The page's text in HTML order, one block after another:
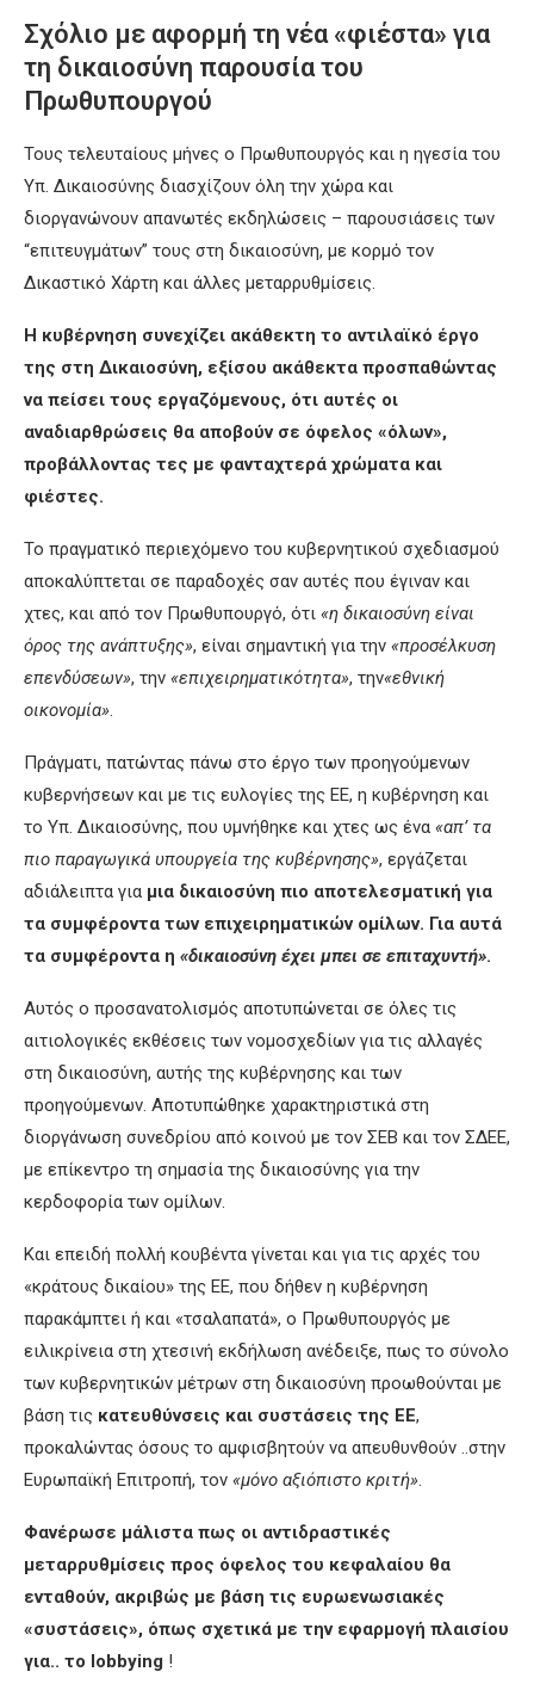
Σχόλιο με αφορμή τη νέα «φιέστα» για
τη δικαιοσύνη παρουσία του
Πρωθυπουργού
Τους τελευταίους μήνες ο Πρωθυπουργός και η ηγεσία του
Υπ. Δικαιοσύνης διασχίζουν όλη την χώρα και
διοργανώνουν απανωτές εκδηλώσεις – παρουσιάσεις των
“επιτευγμάτων” τους στη δικαιοσύνη, με κορμό τον
Δικαστικό Χάρτη και άλλες μεταρρυθμίσεις.
Η κυβέρνηση συνεχίζει ακάθεκτη το αντιλαϊκό έργο
της στη Δικαιοσύνη, εξίσου ακάθεκτα προσπαθώντας
να πείσει τους εργαζόμενους, ότι αυτές οι
αναδιαρθρώσεις θα αποβούν σε όφελος «όλων»,
προβάλλοντας τες με φανταχτερά χρώματα και
φιέστες.
Το πραγματικό περιεχόμενο του κυβερνητικού σχεδιασμού
αποκαλύπτεται σε παραδοχές σαν αυτές που έγιναν και
χτες, και από τον Πρωθυπουργό, ότι «η δικαιοσύνη είναι
όρος της ανάπτυξης», είναι σημαντική για την «προσέλκυση
επενδύσεων», την «επιχειρηματικότητα», την«εθνική
οικονομία».
Πράγματι, πατώντας πάνω στο έργο των προηγούμενων
κυβερνήσεων και με τις ευλογίες της ΕΕ, η κυβέρνηση και
το Υπ. Δικαιοσύνης, που υμνήθηκε και χτες ως ένα «απ’ τα
πιο παραγωγικά υπουργεία της κυβέρνησης», εργάζεται
αδιάλειπτα για μια δικαιοσύνη πιο αποτελεσματική για
τα συμφέροντα των επιχειρηματικών ομίλων. Για αυτά
τα συμφέροντα η «δικαιοσύνη έχει μπει σε επιταχυντή».
Αυτός ο προσανατολισμός αποτυπώνεται σε όλες τις
αιτιολογικές εκθέσεις των νομοσχεδίων για τις αλλαγές
στη δικαιοσύνη, αυτής της κυβέρνησης και των
προηγούμενων. Αποτυπώθηκε χαρακτηριστικά στη
διοργάνωση συνεδρίου από κοινού με τον ΣΕΒ και τον ΣΔΕΕ,
με επίκεντρο τη σημασία της δικαιοσύνης για την
κερδοφορία των ομίλων.
Και επειδή πολλή κουβέντα γίνεται και για τις αρχές του
«κράτους δικαίου» της ΕΕ, που δήθεν η κυβέρνηση
παρακάμπτει ή και «τσαλαπατά», ο Πρωθυπουργός με
ειλικρίνεια στη χτεσινή εκδήλωση ανέδειξε, πως το σύνολο
των κυβερνητικών μέτρων στη δικαιοσύνη προωθούνται με
βάση τις κατευθύνσεις και συστάσεις της ΕΕ,
προκαλώντας όσους το αμφισβητούν να απευθυνθούν ..στην
Ευρωπαϊκή Επιτροπή, τον «μόνο αξιόπιστο κριτή».
Φανέρωσε μάλιστα πως οι αντιδραστικές
μεταρρυθμίσεις προς όφελος του κεφαλαίου θα
ενταθούν, ακριβώς με βάση τις ευρωενωσιακές
«συστάσεις», όπως σχετικά με την εφαρμογή πλαισίου
για.. το lobbying !